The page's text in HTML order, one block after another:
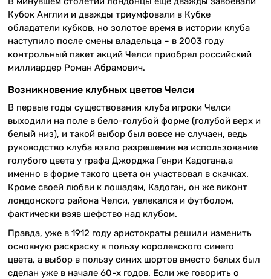
Кубок Англии и дважды триумфовали в Кубке
обладатели кубков, но золотое время в истории клуба
наступило после смены владельца – в 2003 году
контрольный пакет акций Челси приобрел российский
миллиардер Роман Абрамович.
Возникновение клубных цветов Челси
В первые годы существования клуба игроки Челси
выходили на поле в бело-голубой форме (голубой верх и
белый низ), и такой выбор был вовсе не случаен, ведь
руководство клуба взяло разрешение на использование
голубого цвета у графа Джорджа Генри Кадогана,а
именно в форме такого цвета он участвовал в скачках.
Кроме своей любви к лошадям, Кадоган, он же виконт
лондонского района Челси, увлекался и футболом,
фактически взяв шефство над клубом.
Правда, уже в 1912 году аристократы решили изменить
основную раскраску в пользу королевского синего
цвета, а выбор в пользу синих шортов вместо белых был
сделан уже в начале 60-х годов. Если же говорить о